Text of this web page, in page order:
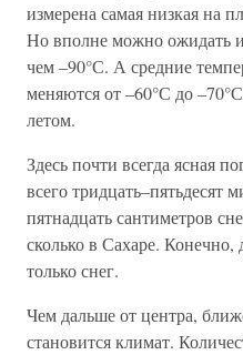
измерена самая низкая на
Но вполне можно ожидать
чем –90°С. А средние
меняются от –60°С до
летом.
Здесь почти всегда ясная
всего тридцать–пятьдесят
пятнадцать сантиметров
сколько в Сахаре. Конечно,
только снег.
Чем дальше от центра,
становится климат.